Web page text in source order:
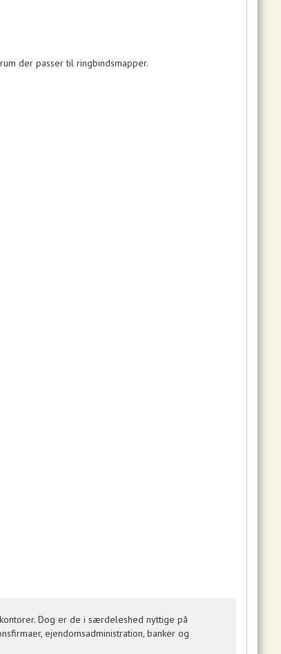
der passer til ringbindsmapper.
Dog er de i særdeleshed nyttige på
ejendomsadministration, banker og